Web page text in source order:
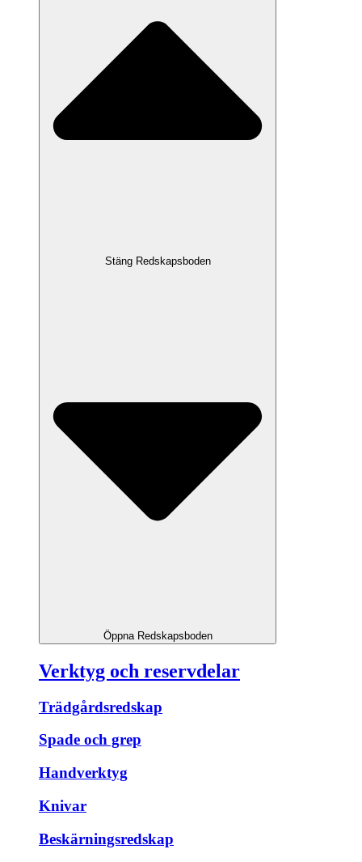
Stäng Redskapsboden
Öppna Redskapsboden
Verktyg och reservdelar
Trädgårdsredskap
Spade och grep
Handverktyg
Knivar
Beskärningsredskap